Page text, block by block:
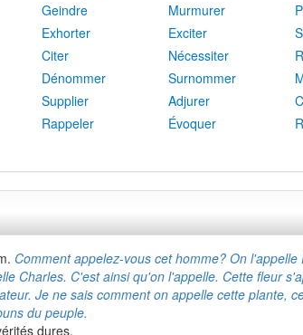
Geindre Murmurer
Exhorter Exciter
Citer Nécessiter
Dénommer Surnommer
Supplier Adjurer
Rappeler Évoquer
Comment appelez-vous cet homme? On
Charles. C'est ainsi qu'on l'appelle. Cette fleur
Je ne sais comment on appelle cette plante,
du peuple.
dures.